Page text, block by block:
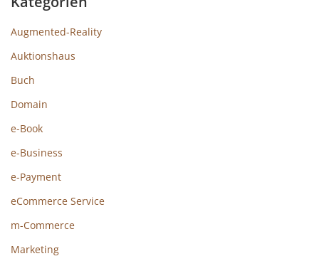
Augmented-Reality
Auktionshaus
Buch
Domain
e-Book
e-Business
e-Payment
eCommerce Service
m-Commerce
Marketing